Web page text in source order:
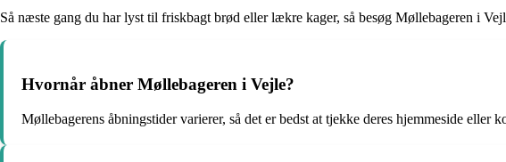
Så næste gang du har lyst til friskbagt brød eller lækre kager, så besøg Møllebageren i
Hvornår åbner Møllebageren i Vejle?
Møllebagerens åbningstider varierer, så det er bedst at tjekke deres hjemmeside eller